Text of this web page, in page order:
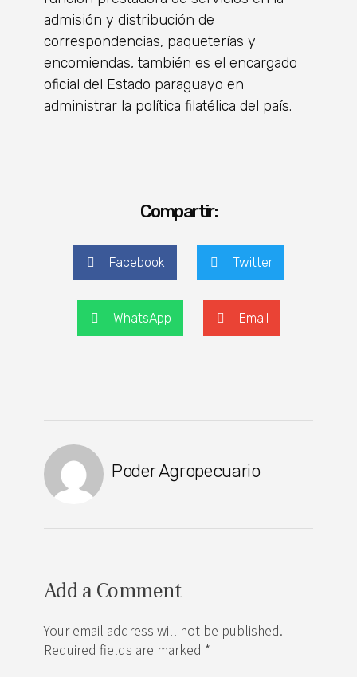
admisión y distribución de
correspondencias, paqueterías y
encomiendas, también es el encargado
oficial del Estado paraguayo en
administrar la política filatélica del país.
Compartir:
Facebook Twitter
WhatsApp Email
Poder Agropecuario
Add a Comment
Your email address will not be published.
Required fields are marked *